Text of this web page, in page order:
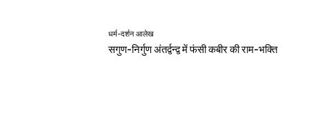
धर्म-दर्शन आलेख
सगुण-निर्गुण अंतर्द्वन्द्व में फंसी कबीर की राम-भक्ति